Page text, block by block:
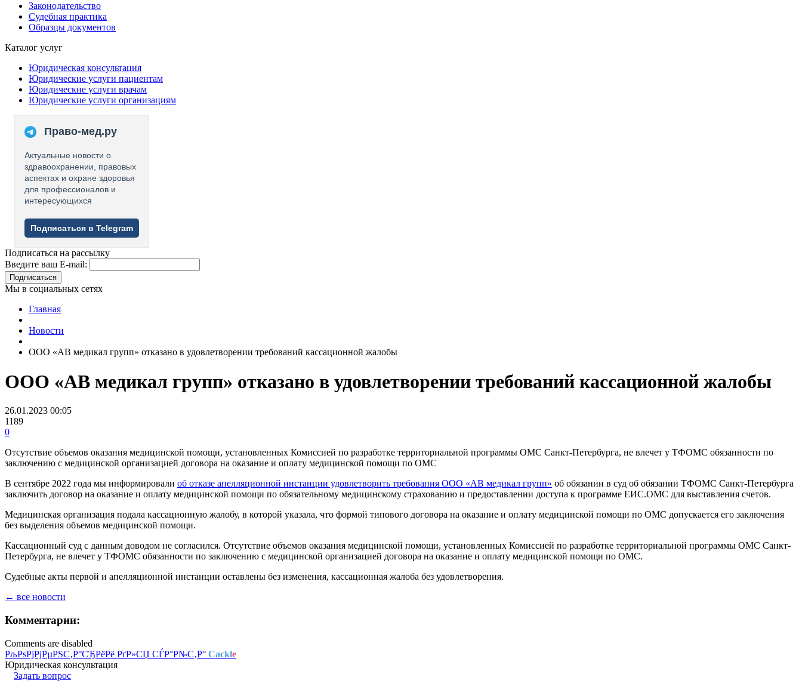
Законодательство
Судебная практика
Образцы документов
Каталог услуг
Юридическая консультация
Юридические услуги пациентам
Юридические услуги врачам
Юридические услуги организациям
Право-мед.ру
Актуальные новости о
здравоохранении, правовых
аспектах и охране здоровья
для профессионалов и
интересующихся
Подписаться в Telegram
Подписаться на рассылку
Введите ваш E-mail:
Подписаться
Мы в социальных сетях
Главная
Новости
ООО «АВ медикал групп» отказано в удовлетворении требований кассационной жалобы
ООО «АВ медикал групп» отказано в удовлетворении требований кассационной жалобы
26.01.2023 00:05
1189
0
Отсутствие объемов оказания медицинской помощи, установленных Комиссией по разработке территориальной программы ОМС Санкт-Петербурга, не влечет у ТФОМС обязанности по
заключению с медицинской организацией договора на оказание и оплату медицинской помощи по ОМС
В сентябре 2022 года мы информировали об отказе апелляционной инстанции удовлетворить требования ООО «АВ медикал групп» об обязании в суд об обязании ТФОМС Санкт-Петербурга
заключить договор на оказание и оплату медицинской помощи по обязательному медицинскому страхованию и предоставлении доступа к программе ЕИС.ОМС для выставления счетов.
Медицинская организация подала кассационную жалобу, в которой указала, что формой типового договора на оказание и оплату медицинской помощи по ОМС допускается его заключения
без выделения объемов медицинской помощи.
Кассационный суд с данным доводом не согласился. Отсутствие объемов оказания медицинской помощи, установленных Комиссией по разработке территориальной программы ОМС Санкт-
Петербурга, не влечет у ТФОМС обязанности по заключению с медицинской организацией договора на оказание и оплату медицинской помощи по ОМС.
Судебные акты первой и апелляционной инстанции оставлены без изменения, кассационная жалоба без удовлетворения.
← все новости
Комментарии:
Comments are disabled
РљРѕРјРјРµРЅС‚Р°СЂРёРё РґР»СЏ СЃР°Р№С‚Р° Cackle
Юридическая консультация
Задать вопрос